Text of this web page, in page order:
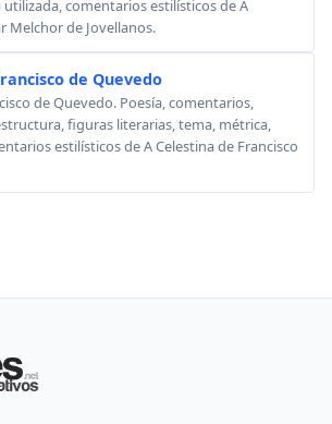
comentarios estilísticos de A
Melchor de Jovellanos.
de Quevedo
de Quevedo. Poesía, comentarios,
figuras literarias, tema, métrica,
estilísticos de A Celestina de Francisco